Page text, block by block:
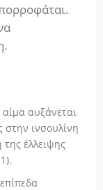
αυξάνεται
ινσουλίνη
έλλειψης